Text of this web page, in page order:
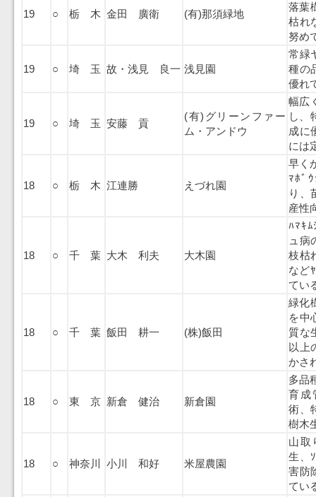
19 ○ 栃 木 金田 廣衛 (有)那須緑地
落葉
枯れ
努め
19 ○ 埼 玉 故・浅見 良一 浅見園
常緑
種の
優れ
19 ○ 埼 玉 安藤 貢
(有)グリーンファー
ム・アンドウ
幅広
し、
成に
には
18 ○ 栃 木 江連勝 えづれ園
早く
ﾏﾎﾞ
り、
産性
18 ○ 千 葉 大木 利夫 大木園
ﾊﾏｷﾑ
ュ病
枝枯
など
てい
18 ○ 千 葉 飯田 耕一 (株)飯田
緑化
を中
質な
以上
かさ
18 ○ 東 京 新倉 健治 新倉園
多品
育成
術、
樹木
18 ○ 神奈川 小川 和好 米屋農園
山取
生、
害防
てい